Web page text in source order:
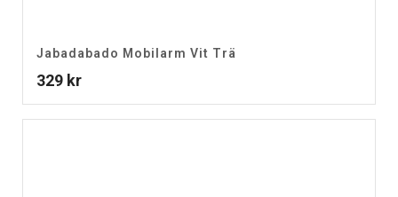
Jabadabado Mobilarm Vit Trä
329 kr